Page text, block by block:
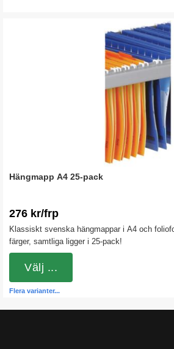
Hängmapp A4 25-pack
276 kr/frp
Klassiskt svenska hängmappar i A4 och
färger, samtliga ligger i 25-pack!
Flera varianter...
Välj ...